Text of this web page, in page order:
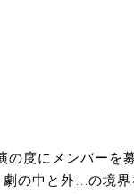
度にメンバーを
の中と外…の境